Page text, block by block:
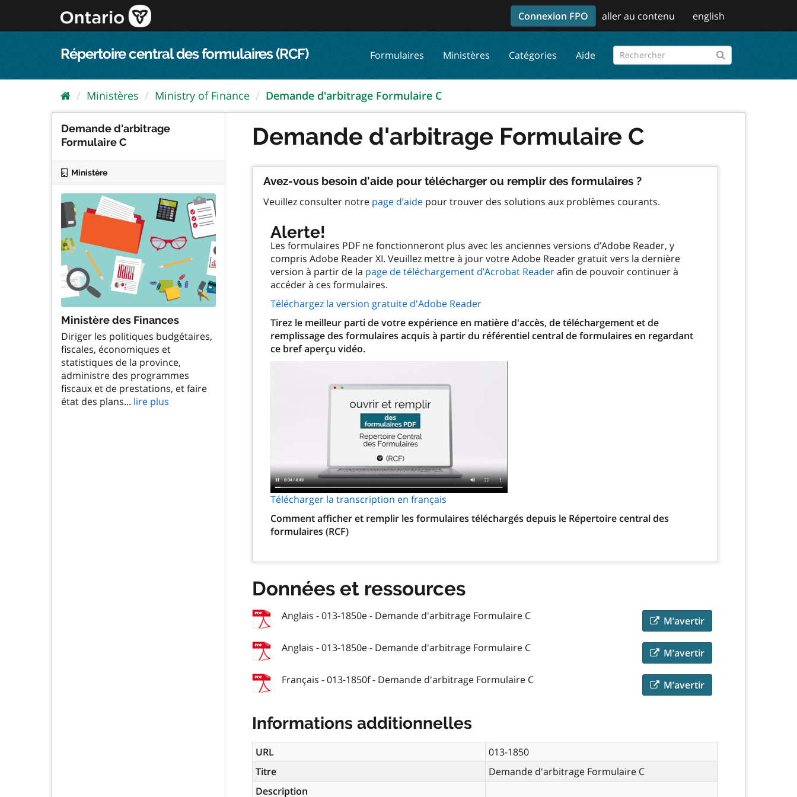
au
Connexion FPO aller au contenu english
Répertoire central des formulaires (RCF) Formulaires Ministères Catégories Aide
Ministères Ministry of Finance Demande d'arbitrage Formulaire C
Demande d'arbitrage
Formulaire C
Ministère
Ministère des Finances
Diriger les politiques budgétaires,
fiscales, économiques et
statistiques de la province,
administre des programmes
fiscaux et de prestations, et faire
état des plans... lire plus
Demande d'arbitrage Formulaire C
Avez-vous besoin d’aide pour télécharger ou remplir des formulaires ?
Veuillez consulter notre page d’aide pour trouver des solutions aux problèmes courants.
Alerte!
Les formulaires PDF ne fonctionneront plus avec les anciennes versions d’Adobe Reader, y
compris Adobe Reader XI. Veuillez mettre à jour votre Adobe Reader gratuit vers la dernière
version à partir de la page de téléchargement d’Acrobat Readerafin de pouvoir continuer à
accéder à ces formulaires.
Téléchargez la version gratuite d'Adobe Reader
Tirez le meilleur parti de votre expérience en matière d'accès, de téléchargement et de
remplissage des formulaires acquis à partir du référentiel central de formulaires en regardant
ce bref aperçu vidéo.
Télécharger la transcription en français
Comment afficher et remplir les formulaires téléchargés depuis le Répertoire central des
formulaires (RCF)
Données et ressources
Anglais - 013-1850e - Demande d'arbitrage Formulaire C M’avertir
Anglais - 013-1850e - Demande d'arbitrage Formulaire C M’avertir
Français - 013-1850f - Demande d'arbitrage Formulaire C M’avertir
Informations additionnelles
URL
013-1850
Titre
Demande d'arbitrage Formulaire C
Description